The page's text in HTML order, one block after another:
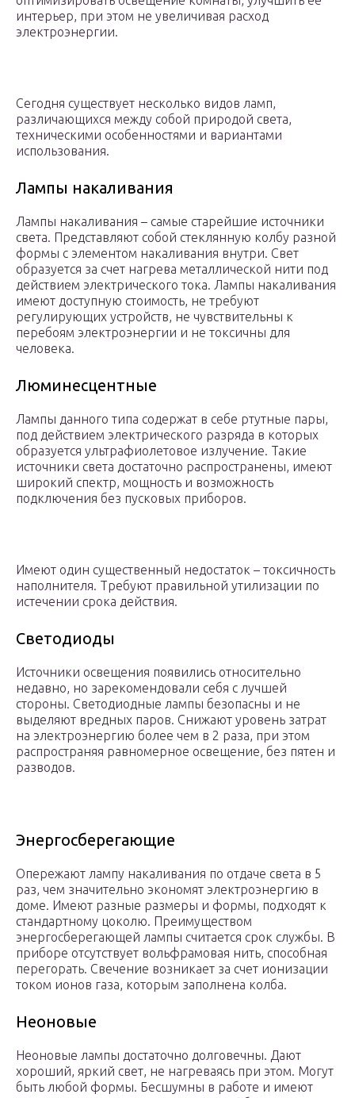
интерьер, при этом не увеличивая расход
электроэнергии.
Сегодня существует несколько видов ламп,
различающихся между собой природой света,
техническими особенностями и вариантами
использования.
Лампы накаливания
Лампы накаливания – самые старейшие источники
света. Представляют собой стеклянную колбу разной
формы с элементом накаливания внутри. Свет
образуется за счет нагрева металлической нити под
действием электрического тока. Лампы накаливания
имеют доступную стоимость, не требуют
регулирующих устройств, не чувствительны к
перебоям электроэнергии и не токсичны для
человека.
Люминесцентные
Лампы данного типа содержат в себе ртутные пары,
под действием электрического разряда в которых
образуется ультрафиолетовое излучение. Такие
источники света достаточно распространены, имеют
широкий спектр, мощность и возможность
подключения без пусковых приборов.
Имеют один существенный недостаток – токсичность
наполнителя. Требуют правильной утилизации по
истечении срока действия.
Светодиоды
Источники освещения появились относительно
недавно, но зарекомендовали себя с лучшей
стороны. Светодиодные лампы безопасны и не
выделяют вредных паров. Снижают уровень затрат
на электроэнергию более чем в 2 раза, при этом
распространяя равномерное освещение, без пятен и
разводов.
Энергосберегающие
Опережают лампу накаливания по отдаче света в 5
раз, чем значительно экономят электроэнергию в
доме. Имеют разные размеры и формы, подходят к
стандартному цоколю. Преимуществом
энергосберегающей лампы считается срок службы. В
приборе отсутствует вольфрамовая нить, способная
перегорать. Свечение возникает за счет ионизации
током ионов газа, которым заполнена колба.
Неоновые
Неоновые лампы достаточно долговечны. Дают
хороший, яркий свет, не нагреваясь при этом. Могут
быть любой формы. Бесшумны в работе и имеют